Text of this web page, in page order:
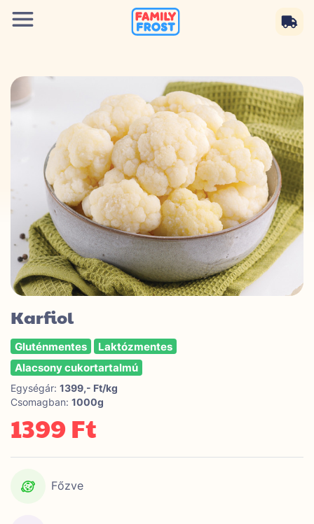
Karfiol
Gluténmentes
Laktózmentes
Alacsony cukortartalmú
Egységár: 1399,- Ft/kg
Csomagban: 1000g
1399 Ft
Főzve